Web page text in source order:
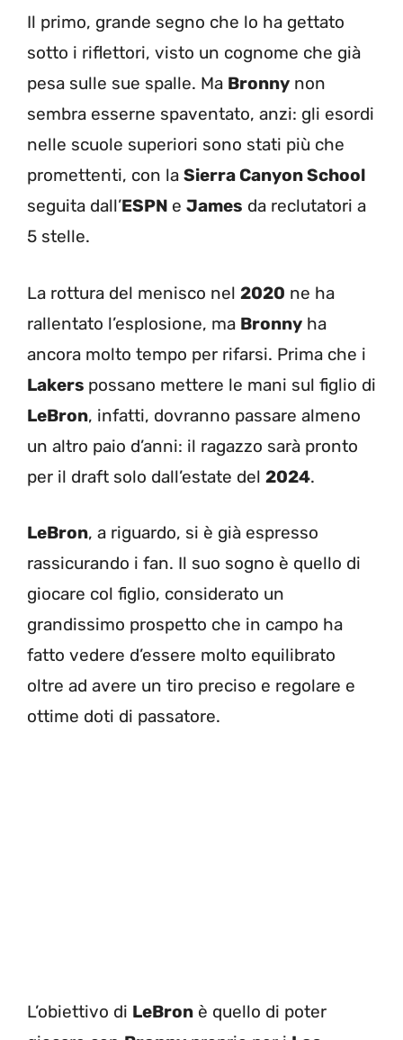
Il primo, grande segno che lo ha gettato
sotto i riflettori, visto un cognome che già
pesa sulle sue spalle. Ma Bronny non
sembra esserne spaventato, anzi: gli esordi
nelle scuole superiori sono stati più che
promettenti, con la Sierra Canyon School
seguita dall’ESPN e James da reclutatori a
5 stelle.
La rottura del menisco nel 2020 ne ha
rallentato l’esplosione, ma Bronny ha
ancora molto tempo per rifarsi. Prima che i
Lakers possano mettere le mani sul figlio di
LeBron, infatti, dovranno passare almeno
un altro paio d’anni: il ragazzo sarà pronto
per il draft solo dall’estate del 2024.
LeBron, a riguardo, si è già espresso
rassicurando i fan. Il suo sogno è quello di
giocare col figlio, considerato un
grandissimo prospetto che in campo ha
fatto vedere d’essere molto equilibrato
oltre ad avere un tiro preciso e regolare e
ottime doti di passatore.
L’obiettivo di LeBron è quello di poter